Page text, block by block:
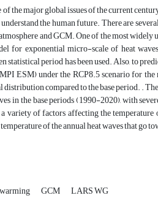
the major global issues of the current
the human future. There are
and GCM. One of the most
for exponential micro-scale of heat
statistical period has been used. Also, to
ESM) under the RCP8.5 scenario for
compared to the base period. .
in the base periods (1990-2020), with
variety of factors affecting the
of the annual heat waves that go
GCM LARS WG